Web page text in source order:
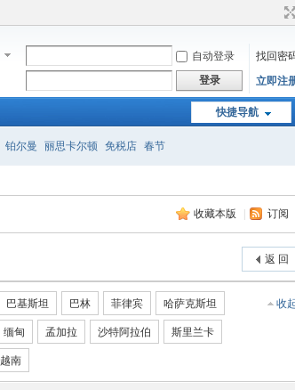
自动登录
找回密
登录 立即注
快捷导航
铂尔曼 丽思卡尔顿 免税店 春节
收藏本版 订阅
返 回
收
巴基斯坦 巴林 菲律宾 哈萨克斯坦
缅甸 孟加拉 沙特阿拉伯 斯里兰卡
越南